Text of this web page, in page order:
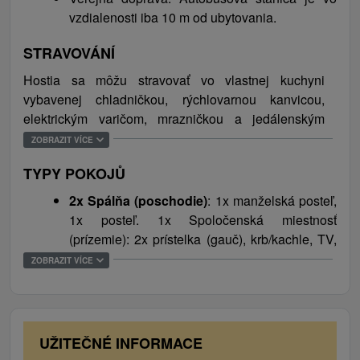
lyžovačku si v zime možno vychutnať v stredisku Ski
vzdialenosti iba 10 m od ubytovania.
STRAVOVÁNÍ
Hostia sa môžu stravovať vo vlastnej kuchyni
vybavenej chladničkou, rýchlovarnou kanvicou,
elektrickým varičom, mrazničkou a jedálenským
posedením. Obchod s potravinami sa nachádza len
ubytovania.
ZOBRAZIT VÍCE
TYPY POKOJŮ
2x Spálňa (poschodie): 1x manželská posteľ,
1x posteľ. 1x Spoločenská miestnosť
(prízemie): 2x prístelka (gauč), krb/kachle, TV,
gauč, rádio. 1x Kuchyňa (prízemie):
WC, umývadlo, sprchovací kút.
ZOBRAZIT VÍCE
UŽITEČNÉ INFORMACE